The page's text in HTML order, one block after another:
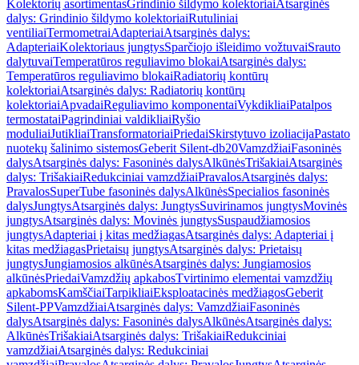
Kolektorių asortimentasGrindinio šildymo kolektoriaiAtsarginės
dalys: Grindinio šildymo kolektoriaiRutuliniai
ventiliaiTermometraiAdapteriaiAtsarginės dalys:
AdapteriaiKolektoriaus jungtysSparčiojo išleidimo vožtuvaiSrauto
dalytuvaiTemperatūros reguliavimo blokaiAtsarginės dalys:
Temperatūros reguliavimo blokaiRadiatorių kontūrų
kolektoriaiAtsarginės dalys: Radiatorių kontūrų
kolektoriaiApvadaiReguliavimo komponentaiVykdikliaiPatalpos
termostataiPagrindiniai valdikliaiRyšio
moduliaiJutikliaiTransformatoriaiPriedaiSkirstytuvo izoliacijaPastato
nuotekų šalinimo sistemosGeberit Silent-db20VamzdžiaiFasoninės
dalysAtsarginės dalys: Fasoninės dalysAlkūnėsTrišakiaiAtsarginės
dalys: TrišakiaiRedukciniai vamzdžiaiPravalosAtsarginės dalys:
PravalosSuperTube fasoninės dalysAlkūnėsSpecialios fasoninės
dalysJungtysAtsarginės dalys: JungtysSuvirinamos jungtysMovinės
jungtysAtsarginės dalys: Movinės jungtysSuspaudžiamosios
jungtysAdapteriai į kitas medžiagasAtsarginės dalys: Adapteriai į
kitas medžiagasPrietaisų jungtysAtsarginės dalys: Prietaisų
jungtysJungiamosios alkūnėsAtsarginės dalys: Jungiamosios
alkūnėsPriedaiVamzdžių apkabosTvirtinimo elementai vamzdžių
apkabomsKamščiaiTarpikliaiEksploatacinės medžiagosGeberit
Silent-PPVamzdžiaiAtsarginės dalys: VamzdžiaiFasoninės
dalysAtsarginės dalys: Fasoninės dalysAlkūnėsAtsarginės dalys:
AlkūnėsTrišakiaiAtsarginės dalys: TrišakiaiRedukciniai
vamzdžiaiAtsarginės dalys: Redukciniai